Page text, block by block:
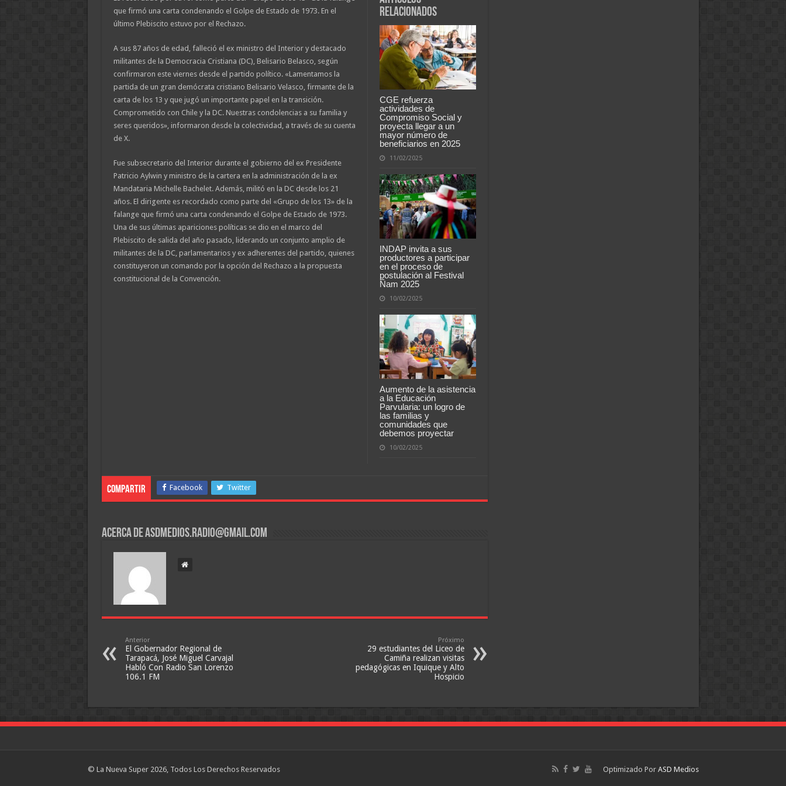
relacionados
CGE refuerza
actividades de
Compromiso Social y
proyecta llegar a un
mayor número de
beneficiarios en 2025
11/02/2025
INDAP invita a sus
productores a participar
en el proceso de
postulación al Festival
Ñam 2025
10/02/2025
Aumento de la asistencia
a la Educación
Parvularia: un logro de
las familias y
comunidades que
debemos proyectar
10/02/2025
que firmó una carta condenando el Golpe de Estado de 1973. En el
último Plebiscito estuvo por el Rechazo.
A sus 87 años de edad, falleció el ex ministro del Interior y destacado
militantes de la Democracia Cristiana (DC), Belisario Belasco, según
confirmaron este viernes desde el partido político. «Lamentamos la
partida de un gran demócrata cristiano Belisario Velasco, firmante de la
carta de los 13 y que jugó un importante papel en la transición.
Comprometido con Chile y la DC. Nuestras condolencias a su familia y
seres queridos», informaron desde la colectividad, a través de su cuenta
de X.
Fue subsecretario del Interior durante el gobierno del ex Presidente
Patricio Aylwin y ministro de la cartera en la administración de la ex
Mandataria Michelle Bachelet. Además, militó en la DC desde los 21
años. El dirigente es recordado como parte del «Grupo de los 13» de la
falange que firmó una carta condenando el Golpe de Estado de 1973.
Una de sus últimas apariciones políticas se dio en el marco del
Plebiscito de salida del año pasado, liderando un conjunto amplio de
militantes de la DC, parlamentarios y ex adherentes del partido, quienes
constituyeron un comando por la opción del Rechazo a la propuesta
constitucional de la Convención.
Compartir Facebook Twitter
Acerca de asdmedios.radio@gmail.com
Anterior
El Gobernador Regional de
Tarapacá, José Miguel Carvajal
Habló Con Radio San Lorenzo
106.1 FM
Próximo
29 estudiantes del Liceo de
Camiña realizan visitas
pedagógicas en Iquique y Alto
Hospicio
Optimizado Por ASD Medios
© La Nueva Super 2026, Todos Los Derechos Reservados